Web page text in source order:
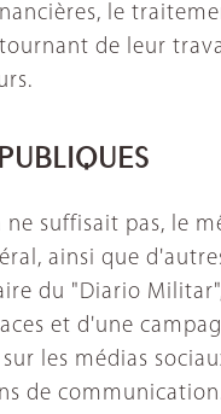
le
de leur
ne suffisait pas, le
ainsi que
du "Diario
et d'une
les médias
de